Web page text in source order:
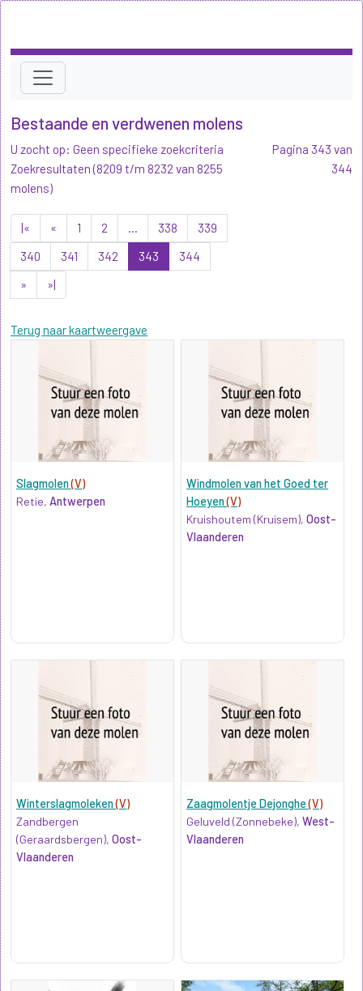
Bestaande en verdwenen molens
U zocht op: Geen specifieke zoekcriteria
Zoekresultaten (8209 t/m 8232 van 8255
molens)
|« « 1 2 ... 338
339
340
341 342 343
344
»
»|
Terug naar kaartweergave
Pagina 343 van
344
Slagmolen(V)
Retie, Antwerpen
Windmolen van het Goed ter
Hoeyen(V)
Kruishoutem (Kruisem),Oost-
Vlaanderen
Winterslagmoleken(V)
Zandbergen
(Geraardsbergen), Oost-
Vlaanderen
Zaagmolentje Dejonghe(V)
Geluveld (Zonnebeke),West-
Vlaanderen